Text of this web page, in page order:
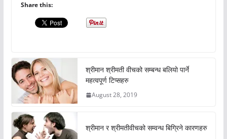
Share this:
श्रीमान श्रीमती वीचको सम्बन्ध बलियो पार्ने
महत्वपूर्ण टिप्सहरु
August 28, 2019
श्रीमान र श्रीमतीवीचको सम्वन्ध बिग्रिने कारणहरु